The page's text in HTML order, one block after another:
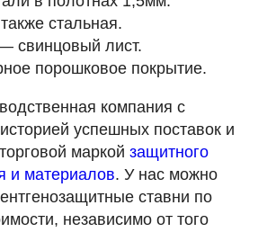
стальная.
свинцовый лист.
порошковое покрытие.
компания с
успешных поставок и
маркой защитного
и материалов. У нас можно
ставни по
независимо от того